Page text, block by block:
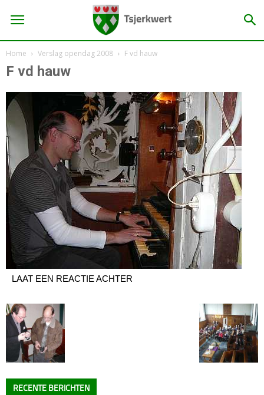
Home Verslag opendag 2008 F vd hauw
F vd hauw
LAAT EEN REACTIE ACHTER
RECENTE BERICHTEN